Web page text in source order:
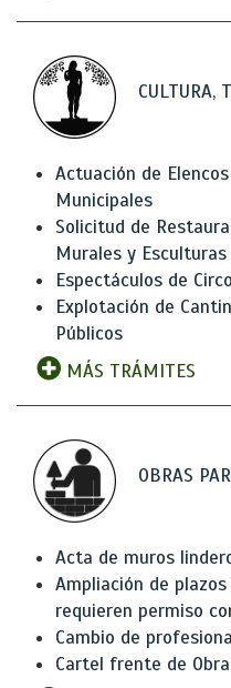
CULTURA,
Actuación de
Municipales
Solicitud de
Murales y Esculturas
Espectáculos de Circo
Explotación de
Públicos
MÁS TRÁMITES
OBRAS
Acta de muros
Ampliación de
requieren permiso
Cambio de
Cartel frente de Obra